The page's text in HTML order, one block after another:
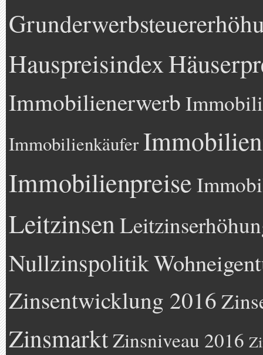
Hauspreisindex
Immobilienerwerb
Immobilienkäufer
Immobilienpreise
Leitzinsen
Nullzinspolitik
Zinsentwicklung 2016
ZinsmarktZinsniveau 2016